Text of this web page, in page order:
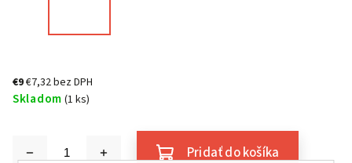
€9€7,32 bez DPH
Skladom (1 ks)
Pridať do košíka